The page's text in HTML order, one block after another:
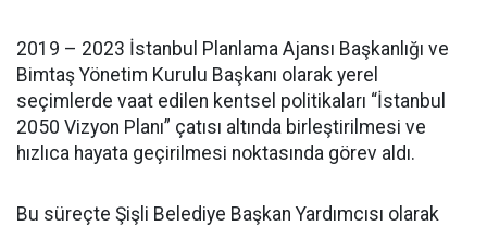
2019 – 2023 İstanbul Planlama Ajansı Başkanlığı ve
Bimtaş Yönetim Kurulu Başkanı olarak yerel
seçimlerde vaat edilen kentsel politikaları “İstanbul
2050 Vizyon Planı” çatısı altında birleştirilmesi ve
hızlıca hayata geçirilmesi noktasında görev aldı.
Bu süreçte Şişli Belediye Başkan Yardımcısı olarak